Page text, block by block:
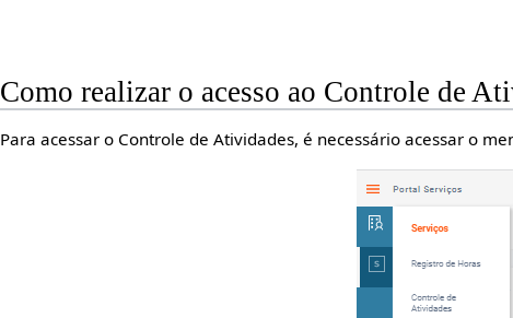
Como realizar o acesso ao Controle de
Para acessar o Controle de Atividades, é necessário acessar o